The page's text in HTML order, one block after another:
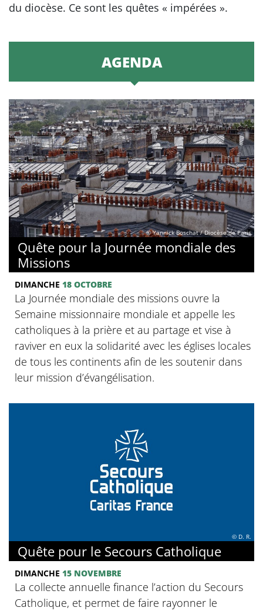
du diocèse. Ce sont les quêtes « impérées ».
AGENDA
© Yannick Boschat / Diocèse de Paris
Quête pour la Journée mondiale des
Missions
DIMANCHE 18 OCTOBRE
La Journée mondiale des missions ouvre la
Semaine missionnaire mondiale et appelle les
catholiques à la prière et au partage et vise à
raviver en eux la solidarité avec les églises locales
de tous les continents afin de les soutenir dans
leur mission d’évangélisation.
© D. R.
Quête pour le Secours Catholique
DIMANCHE 15 NOVEMBRE
La collecte annuelle finance l’action du Secours
Catholique, et permet de faire rayonner le